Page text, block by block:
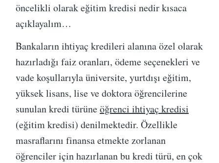
öncelikli olarak eğitim kredisi nedir kısaca
açıklayalım…
Bankaların ihtiyaç kredileri alanına özel olarak
hazırladığı faiz oranları, ödeme seçenekleri ve
vade koşullarıyla üniversite, yurtdışı eğitim,
yüksek lisans, lise ve doktora öğrencilerine
sunulan kredi türüneöğrenci ihtiyaç kredisi
(eğitim kredisi) denilmektedir. Özellikle
masraflarını finansa etmekte zorlanan
öğrenciler için hazırlanan bu kredi türü, en çok